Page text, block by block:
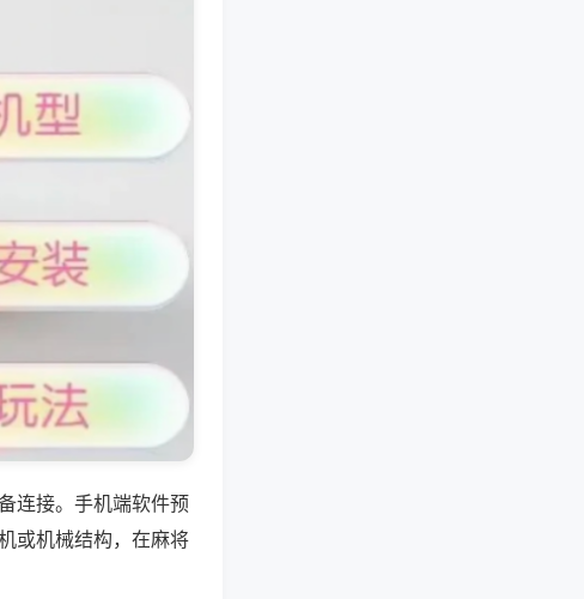
连接。手机端软件预
或机械结构，在麻将